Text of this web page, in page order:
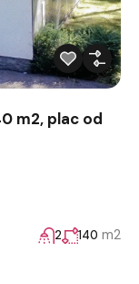
m2, plac od
2 140 m2